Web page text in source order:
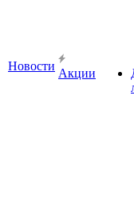
Новости
Акции